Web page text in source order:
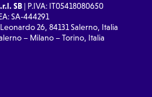
SB| P.IVA: IT05418080650
SA-444291
26, 84131 Salerno, Italia
– Milano – Torino, Italia